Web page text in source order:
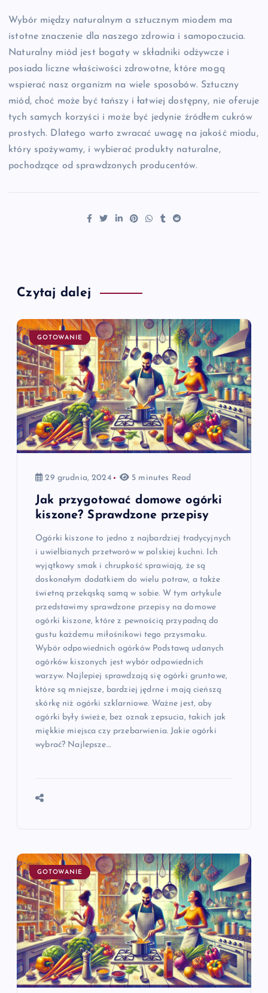
Wybór między naturalnym a sztucznym miodem ma
istotne znaczenie dla naszego zdrowia i samopoczucia.
Naturalny miód jest bogaty w składniki odżywcze i
posiada liczne właściwości zdrowotne, które mogą
wspierać nasz organizm na wiele sposobów. Sztuczny
miód, choć może być tańszy i łatwiej dostępny, nie oferuje
tych samych korzyści i może być jedynie źródłem cukrów
prostych. Dlatego warto zwracać uwagę na jakość miodu,
który spożywamy, i wybierać produkty naturalne,
pochodzące od sprawdzonych producentów.
Czytaj dalej
GOTOWANIE
29 grudnia, 2024 5 minutes Read
Jak przygotować domowe ogórki
kiszone? Sprawdzone przepisy
Ogórki kiszone to jedno z najbardziej tradycyjnych
i uwielbianych przetworów w polskiej kuchni. Ich
wyjątkowy smak i chrupkość sprawiają, że są
doskonałym dodatkiem do wielu potraw, a także
świetną przekąską samą w sobie. W tym artykule
przedstawimy sprawdzone przepisy na domowe
ogórki kiszone, które z pewnością przypadną do
gustu każdemu miłośnikowi tego przysmaku.
Wybór odpowiednich ogórków Podstawą udanych
ogórków kiszonych jest wybór odpowiednich
warzyw. Najlepiej sprawdzają się ogórki gruntowe,
które są mniejsze, bardziej jędrne i mają cieńszą
skórkę niż ogórki szklarniowe. Ważne jest, aby
ogórki były świeże, bez oznak zepsucia, takich jak
miękkie miejsca czy przebarwienia. Jakie ogórki
wybrać? Najlepsze…
GOTOWANIE